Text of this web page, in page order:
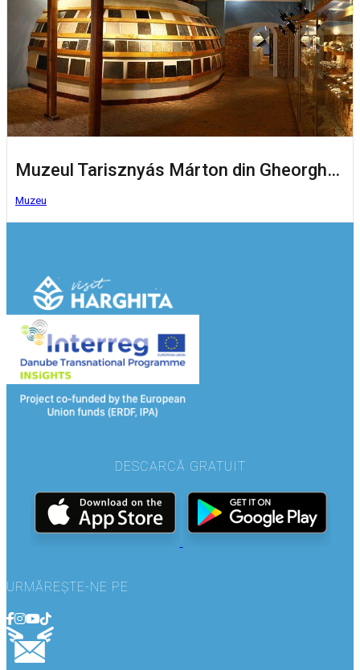
Muzeul Tarisznyás Márton din Gheorgheni
Muzeu
DESCARCĂ GRATUIT
URMĂREȘTE-NE PE